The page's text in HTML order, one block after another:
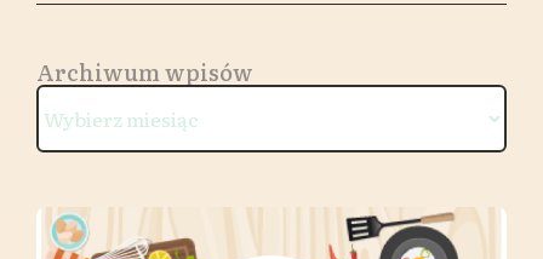
Archiwum wpisów
Archiwum
wpisów